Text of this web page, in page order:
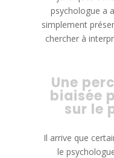
psychologue a
simplement
chercher à
Une
biaisée
sur le
Il arrive que
le